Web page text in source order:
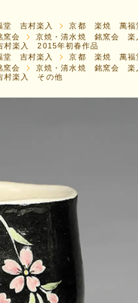
吉村楽入
京都 楽焼 萬福
窯会
京焼・清水焼 銘窯会 楽
楽入 2015年初春作品
吉村楽入
京都 楽焼 萬福
窯会
京焼・清水焼 銘窯会 楽
楽入 その他